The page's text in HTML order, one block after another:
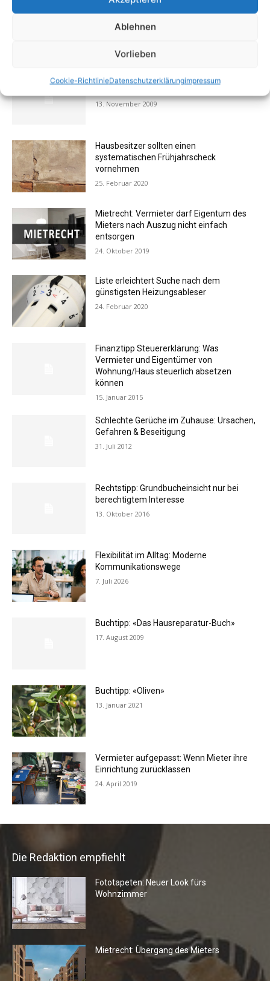
Ablehnen
Vorlieben
Cookie-RichtlinieDatenschutzerklärungimpressum
AKTUELL BELIEBTE BEITRÄGE (7 TAGE)
FOTOGALERIE: Einrichtung – Die
13. November 2009
Hausbesitzer sollten einen
systematischen Frühjahrscheck
vornehmen
25. Februar 2020
Mietrecht: Vermieter darf Eigentum des
Mieters nach Auszug nicht einfach
entsorgen
24. Oktober 2019
Liste erleichtert Suche nach dem
günstigsten Heizungsableser
24. Februar 2020
Finanztipp Steuererklärung: Was
Vermieter und Eigentümer von
Wohnung/Haus steuerlich absetzen
können
15. Januar 2015
Schlechte Gerüche im Zuhause: Ursachen,
Gefahren & Beseitigung
31. Juli 2012
Rechtstipp: Grundbucheinsicht nur bei
berechtigtem Interesse
13. Oktober 2016
Flexibilität im Alltag: Moderne
Kommunikationswege
7. Juli 2026
Buchtipp: «Das Hausreparatur-Buch»
17. August 2009
Buchtipp: «Oliven»
13. Januar 2021
Vermieter aufgepasst: Wenn Mieter ihre
Einrichtung zurücklassen
24. April 2019
Die Redaktion empfiehlt
Fototapeten: Neuer Look fürs
Wohnzimmer
Mietrecht: Übergang des Mieters